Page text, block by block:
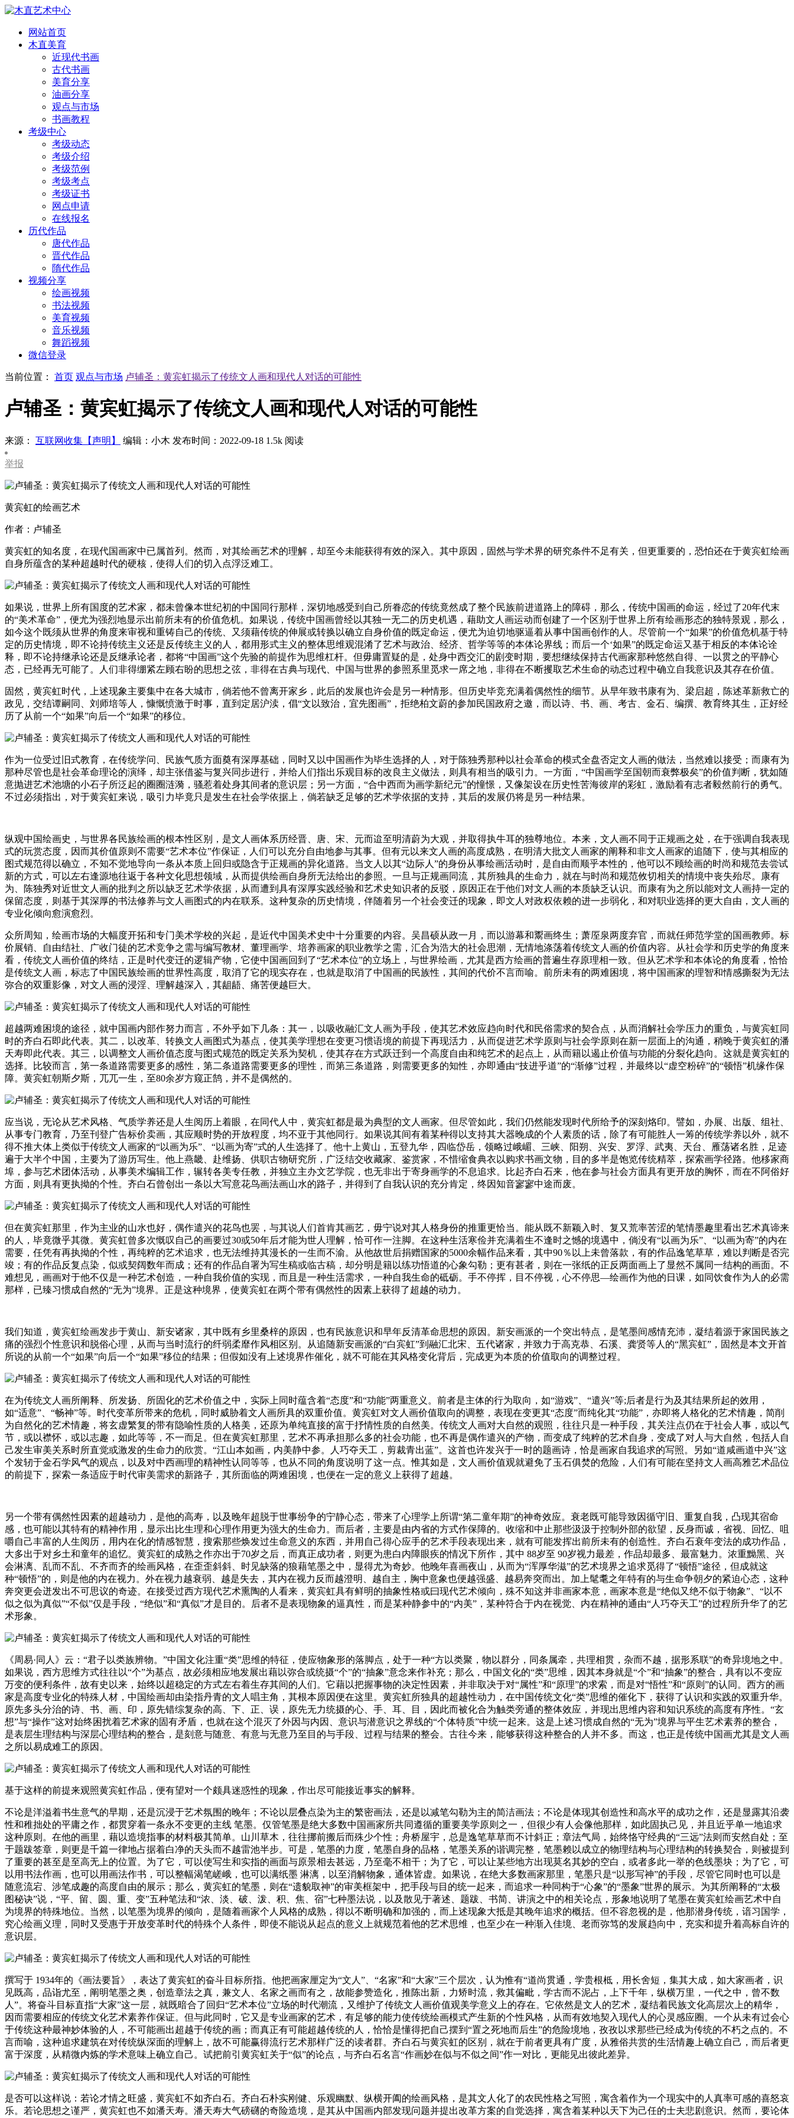
网站首页
木直美育
近现代书画
古代书画
美育分享
油画分享
观点与市场
书画教程
考级中心
考级动态
考级介绍
考级范例
考级考点
考级证书
网点申请
在线报名
历代作品
唐代作品
晋代作品
隋代作品
视频分享
绘画视频
书法视频
美育视频
音乐视频
舞蹈视频
微信登录
当前位置： 首页 观点与市场 卢辅圣：黄宾虹揭示了传统文人画和现代人对话的可能性
卢辅圣：黄宾虹揭示了传统文人画和现代人对话的可能性
来源： 互联网收集【声明】 编辑：小木 发布时间：2022-09-18 1.5k 阅读
举报
黄宾虹的绘画艺术
作者：卢辅圣
黄宾虹的知名度，在现代国画家中已属首列。然而，对其绘画艺术的理解，却至今未能获得有效的深入。其中原因，固然与学术界的研究条件不足有关，但更重要的，恐怕还在于黄宾虹绘画
自身所蕴含的某种超越时代的硬核，使得人们的切入点浮泛难工。
如果说，世界上所有国度的艺术家，都未曾像本世纪初的中国同行那样，深切地感受到自己所眷恋的传统竟然成了整个民族前进道路上的障碍，那么，传统中国画的命运，经过了20年代末
的“美术革命”，便尤为强烈地显示出前所未有的价值危机。如果说，传统中国画曾经以其独一无二的历史机遇，藉助文人画运动而创建了一个区别于世界上所有绘画形态的独特景观，那么，
如今这个既须从世界的角度来审视和重铸自己的传统、又须藉传统的伸展或转换以确立自身价值的既定命运，便尤为迫切地驱逼着从事中国画创作的人。尽管前一个“如果”的价值危机基于特
定的历史情境，即不论持传统主义还是反传统主义的人，都用形式主义的整体思维观混淆了艺术与政治、经济、哲学等等的本体论界线；而后一个‘如果”的既定命运又基于相反的本体论诠
释，即不论持继承论还是反继承论者，都将“中国画”这个先验的前提作为思维杠杆。但毋庸置疑的是，处身中西交汇的剧变时期，要想继续保持古代画家那种悠然自得、一以贯之的平静心
态，已经再无可能了。人们非得绷紧左顾右盼的思想之弦，非得在古典与现代、中国与世界的参照系里觅求一席之地，非得在不断攫取艺术生命的动态过程中确立自我意识及其存在价值。
固然，黄宾虹时代，上述现象主要集中在各大城市，倘若他不曾离开家乡，此后的发展也许会是另一种情形。但历史毕竞充满着偶然性的细节。从早年致书康有为、梁启超，陈述革新救亡的
政见，交结谭嗣同、刘师培等人，慷慨愤激于时事，直到定居沪渎，倡“文以致治，宜先图画”，拒绝柏文蔚的参加民国政府之邀，而以诗、书、画、考古、金石、编撰、教育终其生，正好经
历了从前一个“如果”向后一个“如果”的移位。
作为一位受过旧式教育，在传统学问、民族气质方面奠有深厚基础，同时又以中国画作为毕生选择的人，对于陈独秀那种以社会革命的模式全盘否定文人画的做法，当然难以接受；而康有为
那种尽管也是社会革命理论的演绎，却主张借鉴与复兴同步进行，并给人们指出乐观目标的改良主义做法，则具有相当的吸引力。一方面，“中国画学至国朝而衰弊极矣”的价值判断，犹如随
意抛进艺术池塘的小石子所泛起的圈圈涟漪，骚惹着处身其间者的意识层；另一方面，“合中西而为画学新纪元”的憧憬，又像架设在历史性苦海彼岸的彩虹，激励着有志者毅然前行的勇气。
不过必须指出，对于黄宾虹来说，吸引力毕竟只是发生在社会学依据上，倘若缺乏足够的艺术学依据的支持，其后的发展仍将是另一种结果。
纵观中国绘画史，与世界各民族绘画的根本性区别，是文人画体系历经晋、唐、宋、元而迨至明清蔚为大观，并取得执牛耳的独尊地位。本来，文人画不同于正规画之处，在于强调自我表现
式的玩赏态度，因而其价值原则不需要“艺术本位”作保证，人们可以充分自由地参与其事。但有元以来文人画的高度成熟，在明清大批文人画家的阐释和非文人画家的追随下，使与其相应的
图式规范得以确立，不知不觉地导向一条从本质上回归或隐含于正规画的异化道路。当文人以其“边际人”的身份从事绘画活动时，是自由而顺乎本性的，他可以不顾绘画的时尚和规范去尝试
新的方式，可以左右逢源地往返于各种文化思想领域，从而提供绘画自身所无法给出的参照。一旦与正规画同流，其所独具的生命力，就在与时尚和规范攸切相关的情境中丧失殆尽。康有
为、陈独秀对近世文人画的批判之所以缺乏艺术学依据，从而遭到具有深厚实践经验和艺术史知识者的反驳，原因正在于他们对文人画的本质缺乏认识。而康有为之所以能对文人画持一定的
保留态度，则基于其深厚的书法修养与文人画图式的内在联系。这种复杂的历史情境，伴随着另一个社会变迁的现象，即文人对政权依赖的进一步弱化，和对职业选择的更大自由，文人画的
专业化倾向愈演愈烈。
众所周知，绘画市场的大幅度开拓和专门美术学校的兴起，是近代中国美术史中十分重要的内容。吴昌硕从政一月，而以游幕和鬻画终生；萧厔泉两度弃官，而就任师范学堂的国画教师。标
价展销、自由结社、广收门徒的艺术竞争之需与编写教材、董理画学、培养画家的职业教学之需，汇合为浩大的社会思潮，无情地涤荡着传统文人画的价值内容。从社会学和历史学的角度来
看，传统文人画价值的终结，正是时代变迁的逻辑产物，它使中国画回到了“艺术本位”的立场上，与世界绘画，尤其是西方绘画的普遍生存原理相一致。但从艺术学和本体论的角度看，恰恰
是传统文人画，标志了中国民族绘画的世界性高度，取消了它的现实存在，也就是取消了中国画的民族性，其间的代价不言而喻。前所未有的两难困境，将中国画家的理智和情感撕裂为无法
弥合的双重影像，对文人画的浸淫、理解越深入，其龃龉、痛苦便越巨大。
超越两难困境的途径，就中国画内部作努力而言，不外乎如下几条：其一，以吸收融汇文人画为手段，使其艺术效应趋向时代和民俗需求的契合点，从而消解社会学压力的重负，与黄宾虹同
时的齐白石即此代表。其二，以改革、转换文人画图式为基点，使其美学理想在变更习惯语境的前提下再现活力，从而促进艺术学原则与社会学原则在新一层面上的沟通，稍晚于黄宾虹的潘
天寿即此代表。其三，以调整文人画价值态度与图式规范的既定关系为契机，使其存在方式跃迁到一个高度自由和纯艺术的起点上，从而籍以遏止价值与功能的分裂化趋向。这就是黄宾虹的
选择。比较而言，第一条道路需要更多的感性，第二条道路需要更多的理性，而第三条道路，则需要更多的知性，亦即通由“技进乎道”的“渐修”过程，并最终以“虚空粉碎”的“顿悟”机缘作保
障。黄宾虹朝斯夕斯，兀兀一生，至80余岁方窥正鹄，并不是偶然的。
应当说，无论从艺术风格、气质学养还是人生阅历上着眼，在同代人中，黄宾虹都是最为典型的文人画家。但尽管如此，我们仍然能发现时代所给予的深刻烙印。譬如，办展、出版、组社、
从事专门教育，乃至刊登广告标价卖画，其应顺时势的开放程度，均不亚于其他同行。如果说其间有着某种得以支持其大器晚成的个人素质的话，除了有可能胜人一筹的传统学养以外，就不
得不推大体上类似于传统文人画家的“以画为乐”、“以画为寄”式的人生选择了。他十上黄山，五登九华，四临岱岳，领略过峨嵋、三峡、阳朔、兴安、罗浮、武夷、天台、雁荡诸名胜，足迹
遍于大半个中国，主要为了游历写生。他上燕畿、赴维扬、供职古物研究所，广泛结交收藏家、鉴赏家，不惜缩食典衣以购求书画文物，目的多半是饱览传统精萃，探索画学径路。他移家商
埠，参与艺术团体活动，从事美术编辑工作，辗转各美专任教，并独立主办文艺学院，也无非出于寄身画学的不息追求。比起齐白石来，他在参与社会方面具有更开放的胸怀，而在不阿俗好
方面，则具有更执拗的个性。齐白石曾创出一条以大写意花鸟画法画山水的路子，并得到了自我认识的充分肯定，终因知音寥寥中途而废。
但在黄宾虹那里，作为主业的山水也好，偶作遣兴的花鸟也罢，与其说人们首肯其画艺，毋宁说对其人格身份的推重更恰当。能从既不新颖入时、复又荒率苦涩的笔情墨趣里看出艺术真谛来
的人，毕竟微乎其微。黄宾虹曾多次慨叹自己的画要过30或50年后才能为世人理解，恰可作一注脚。在这种生活寒俭并充满着生不逢时之憾的境遇中，倘没有“以画为乐”、“以画为寄”的内在
需要，任凭有再执拗的个性，再纯粹的艺术追求，也无法维持其漫长的一生而不渝。从他故世后捐赠国家的5000余幅作品来看，其中90％以上未曾落款，有的作品逸笔草草，难以判断是否完
竣；有的作品反复点染，似或契阔数年而成；还有的作品自署为写生稿或临古稿，却分明是籍以练功悟道的心象勾勒；更有甚者，则在一张纸的正反两面画上了显然不属同一结构的画面。不
难想见，画画对于他不仅是一种艺术创造，一种自我价值的实现，而且是一种生活需求，一种自我生命的砥砺。手不停挥，目不停视，心不停思—绘画作为他的日课，如同饮食作为人的必需
那样，已臻习惯成自然的“无为”境界。正是这种境界，使黄宾虹在两个带有偶然性的因素上获得了超越的动力。
我们知道，黄宾虹绘画发步于黄山、新安诸家，其中既有乡里桑梓的原因，也有民族意识和早年反清革命思想的原因。新安画派的一个突出特点，是笔墨间感情充沛，凝结着源于家国民族之
痛的强烈个性意识和脱俗心理，从而与当时流行的纤弱柔靡作风相区别。从追随新安画派的“白宾虹”到融汇北宋、五代诸家，并致力于高克恭、石溪、龚贤等人的“黑宾虹”，固然是本文开首
所说的从前一个“如果”向后一个“如果”移位的结果；但假如没有上述境界作催化，就不可能在其风格变化背后，完成更为本质的价值取向的调整过程。
在为传统文人画所阐释、所发扬、所固化的艺术价值之中，实际上同时蕴含着“态度”和“功能”两重意义。前者是主体的行为取向，如“游戏”、“遣兴”等;后者是行为及其结果所起的效用，
如“适意”、“畅神”等。时代变革所带来的危机，同时威胁着文人画所具的双重价值。黄宾虹对文人画价值取向的调整，表现在变更其“态度”而纯化其“功能”，亦即将人格化的艺术情趣，简削
为自然化的艺术情趣，将玄虚繁复的带有隐喻性质的人格美，还原为单纯直接的富于抒情性质的自然美。传统文人画对大自然的观照，往往只是一种手段，其关注点仍在于社会人事，或以气
节，或以襟怀，或以志趣，如此等等，不一而足。但在黄宾虹那里，艺术不再承担那么多的社会功能，也不再是偶作遣兴的产物，而变成了纯粹的艺术自身，变成了对人与大自然，包括人自
己发生审美关系时所直觉或激发的生命力的欣赏。“江山本如画，内美静中参。人巧夺天工，剪裁青出蓝”。这首也许发兴于一时的题画诗，恰是画家自我追求的写照。另如“道咸画道中兴”这
个发轫于金石学风气的观点，以及对中西画理的精神性认同等等，也从不同的角度说明了这一点。惟其如是，文人画价值观就避免了玉石俱焚的危险，人们有可能在坚持文人画高雅艺术品位
的前提下，探索一条适应于时代审美需求的新路子，其所面临的两难困境，也便在一定的意义上获得了超越。
另一个带有偶然性因素的超越动力，是他的高寿，以及晚年超脱于世事纷争的宁静心态，带来了心理学上所谓“第二童年期”的神奇效应。衰老既可能导致因循守旧、重复自我，凸现其宿命
感，也可能以其特有的精神作用，显示出比生理和心理作用更为强大的生命力。而后者，主要是由内省的方式作保障的。收缩和中止那些汲汲于控制外部的欲望，反身而诚，省视、回忆、咀
嚼自己丰富的人生阅历，用内在化的情感智慧，搜索那些焕发过生命意义的东西，并用自己得心应手的艺术手段表现出来，就有可能发挥出前所未有的创造性。齐白石衰年变法的成功作品，
大多出于对乡土和童年的追忆。黄宾虹的成熟之作亦出于70岁之后，而真正成功者，则更为患白内障眼疾的情况下所作，其中 88岁至 90岁视力最差，作品却最多、最富魅力。浓重黝黑、兴
会淋漓、乱而不乱、不齐而齐的绘画风格，在歪歪斜斜、时见缺落的狼藉笔墨之中，显得尤为奇妙。他晚年喜画夜山，从而为“浑厚华滋”的艺术境界之追求觅得了“顿悟”途径，但成就这
种“顿悟”的，则是他的内在视力。外在视力越衰弱、越是失去，其内在视力反而越澄明、越自主，胸中意象也便越强盛、越易奔突而出。加上髦耄之年特有的与生命争朝夕的紧迫心态，这种
奔突更会迸发出不可思议的奇迹。在接受过西方现代艺术熏陶的人看来，黄宾虹具有鲜明的抽象性格或曰现代艺术倾向，殊不知这并非画家本意，画家本意是“绝似又绝不似于物象”、“以不
似之似为真似”“不似”仅是手段，“绝似”和“真似”才是目的。后者不是表现物象的逼真性，而是某种静参中的“内美”，某种符合于内在视觉、内在精神的通由“人巧夺天工”的过程所升华了的艺
术形象。
《周易·同人》云：“君子以类族辨物。”中国文化注重“类”思维的特征，使应物象形的落脚点，处于一种“方以类聚，物以群分，同条属牵，共理相贯，杂而不越，据形系联”的奇异境地之中。
如果说，西方思维方式往往以“个”为基点，故必须相应地发展出藉以弥合或统摄“个”的“抽象”意念来作补充；那么，中国文化的“类”思维，因其本身就是“个”和“抽象”的整合，具有以不变应
万变的便利条件，故有史以来，始终以超稳定的方式左右着生存其间的人们。它藉以把握事物的决定性因素，并非取决于对“属性”和“原理”的求索，而是对“悟性”和“原则”的认同。西方的画
家是高度专业化的特殊人材，中国绘画却由染指丹青的文人唱主角，其根本原因便在这里。黄宾虹所独具的超越性动力，在中国传统文化“类”思维的催化下，获得了认识和实践的双重升华。
原先多头分治的诗、书、画、印，原先错综复杂的高、下、正、误，原先无力统摄的心、手、耳、目，因此而被化合为触类旁通的整体效应，并现出思维内容和知识系统的高度有序性。“玄
想”与“操作”这对始终困扰着艺术家的固有矛盾，也就在这个混灭了外因与内因、意识与潜意识之界线的“个体特质”中统一起来。这是上述习惯成自然的“无为”境界与平生艺术素养的整合，
是表层生理结构与深层心理结构的整合，是刻意与随意、有意与无意乃至目的与手段、过程与结果的整会。古往今来，能够获得这种整合的人并不多。而这，也正是传统中国画尤其是文人画
之所以易成难工的原因。
基于这样的前提来观照黄宾虹作品，便有望对一个颇具迷惑性的现象，作出尽可能接近事实的解释。
不论是洋溢着书生意气的早期，还是沉浸于艺术氛围的晚年；不论以层叠点染为主的繁密画法，还是以减笔勾勒为主的简洁画法；不论是体现其创造性和高水平的成功之作，还是显露其沿袭
性和稚拙处的平庸之作，都贯穿着一条永不变更的主线 笔墨。仅管笔墨是绝大多数中国画家所共同遵循的重要美学原则之一，但很少有人会像他那样，如此固执己见，并且近乎单一地追求
这种原则。在他的画里，藉以造境指事的材料极其简单。山川草木，往往挪前搬后而殊少个性；舟桥屋宇，总是逸笔草草而不计斜正；章法气局，始终恪守经典的“三远”法则而安然自处；至
于题跋签章，则更是千篇一律地占据着白净的天头而不越雷池半步。可是，笔墨的力度，笔墨自身的品格，笔墨关系的谐调完整，笔墨赖以成立的物理结构与心理结构的转换契合，则被提到
了重要的甚至是至高无上的位置。为了它，可以使写生和实指的画面与原景相去甚远，乃至毫不相干；为了它，可以让某些地方出现莫名其妙的空白，或者多此一举的色线墨块；为了它，可
以用书法作画，也可以用画法作书，可以整幅渴笔嵯峨，也可以满纸墨 淋漓，以至消解物象，通体皆虚。如果说，在绝大多数画家那里，笔墨只是“以形写神”的手段，尽管它同时也可以是
随意流宕、涉笔成趣的高度自由的展示；那么，黄宾虹的笔墨，则在“遗貌取神”的审美框架中，把手段与目的统一起来，而追求一种同构于“心象”的“墨象”世界的展示。为其所阐释的“太极
图秘诀”说，“平、留、圆、重、变”五种笔法和“浓、淡、破、泼、积、焦、宿”七种墨法说，以及散见于著述、题跋、书简、讲演之中的相关论点，形象地说明了笔墨在黄宾虹绘画艺术中自
为境界的特殊地位。当然，以笔墨为境界的倾向，是随着画家个人风格的成熟，得以不断明确和加强的，而上述现象大抵是其晚年追求的概括。但不容忽视的是，他那潜身传统，谙习国学，
究心绘画义理，同时又受惠于开放变革时代的特殊个人条件，即使不能说从起点的意义上就规范着他的艺术思维，也至少在一种渐入佳境、老而弥笃的发展趋向中，充实和提升着高标自许的
意识层。
撰写于 1934年的《画法要旨》，表达了黄宾虹的奋斗目标所指。他把画家厘定为“文人”、“名家”和“大家”三个层次，认为惟有“道尚贯通，学贵根柢，用长舍短，集其大成，如大家画者，识
见既高，品诣尤至，阐明笔墨之奥，创造章法之真，兼文人、名家之画而有之，故能参赞造化，推陈出新，力矫时流，救其偏毗，学古而不泥占，上下千年，纵横万里，一代之中，曾不数
人”。将奋斗目标直指“大家”这一层，就既暗合了回归“艺术本位”立场的时代潮流，又维护了传统文人画价值观美学意义上的存在。它依然是文人的艺术，凝结着民族文化高层次上的精华，
因而需要相应的传统文化艺术素养作保证。但与此同时，它又是专业画家的艺术，有足够的能力使传统绘画模式产生新的个性风格，从而有效地契入现代人的心灵感应圈。一个从未有过会心
于传统这种最神妙体验的人，不可能画出超越于传统的画；而真正有可能超越传统的人，恰恰是懂得把自己摆到“置之死地而后生”的危险境地，孜孜以求那些已经成为传统的不朽之点的。不
言而喻，这种追求建筑在对传统纵深面的理解上，故不可能赢得流行艺术那样广泛的读者群。齐白石与黄宾虹的区别，就在于前者更具有广度，从雅俗共赏的生活情趣上确立自己，而后者更
富于深度，从精微内炼的学术意味上确立自己。试把前引黄宾虹关于“似”的论点，与齐白石名言“作画妙在似与不似之间”作一对比，更能见出彼此差异。
是否可以这样说：若论才情之旺盛，黄宾虹不如齐白石。齐白石朴实刚健、乐观幽默、纵横开阖的绘画风格，是其文人化了的农民性格之写照，寓含着作为一个现实中的人真率可感的喜怒哀
乐。若论思想之谨严，黄宾虹也不如潘天寿。潘天寿大气磅礴的奇险造境，是其从中国画内部发现问题并提出改革方案的自觉选择，寓含着某种以天下为己任的士夫悲剧意识。然而，要论体